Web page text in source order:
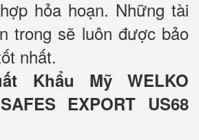
hỏa hoạn. Những tài
trong sẽ luôn được bảo
nhất.
Khẩu Mỹ WELKO
EXPORT US68